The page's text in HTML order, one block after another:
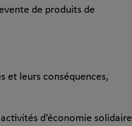
de produits de
et leurs conséquences,
d’économie solidaire